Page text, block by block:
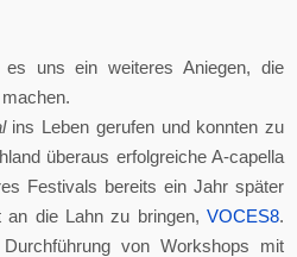
uns ein weiteres Aniegen, die
ins Leben gerufen und konnten zu
überaus erfolgreiche A-capella
Festivals bereits ein Jahr später
die Lahn zu bringen, VOCES8.
von Workshops mit